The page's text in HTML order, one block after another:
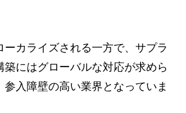
ーカライズされる一方で、サプラ
築にはグローバルな対応が求めら
参入障壁の高い業界となっていま